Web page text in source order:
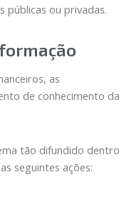
públicas ou privadas.
as
de conhecimento da
tão difundido dentro
seguintes ações: